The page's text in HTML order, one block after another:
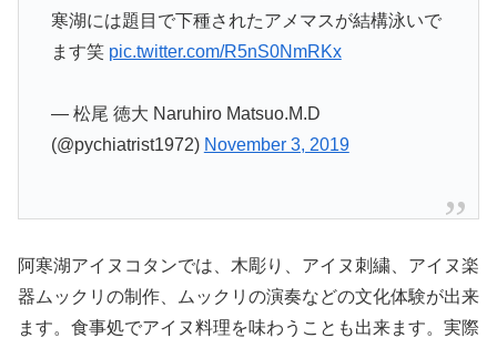
寒湖には題目で下種されたアメマスが結構泳いで
ます笑 pic.twitter.com/R5nS0NmRKx
— 松尾 徳大 Naruhiro Matsuo.M.D
(@pychiatrist1972) November 3, 2019
阿寒湖アイヌコタンでは、木彫り、アイヌ刺繍、アイヌ楽
器ムックリの制作、ムックリの演奏などの文化体験が出来
ます。食事処でアイヌ料理を味わうことも出来ます。実際